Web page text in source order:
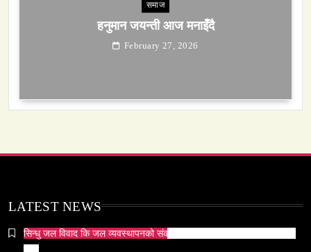
समाज
सेतो मछिन्द्रनाथ यात्रा सम्पन्न
February 27, 2026
February 27, 2026
LATEST NEWS
सिन्धु जल विवाद कि जल व्यवस्थापनको संकट? पाकिस्तानको पानी संकटको भित्री